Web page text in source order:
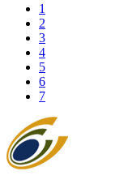
1
2
3
4
5
6
7